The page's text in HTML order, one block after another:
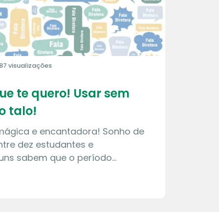
visualizações
te quero! Usar sem
talo!
e encantadora! Sonho de
dez estudantes e
sabem que o período…